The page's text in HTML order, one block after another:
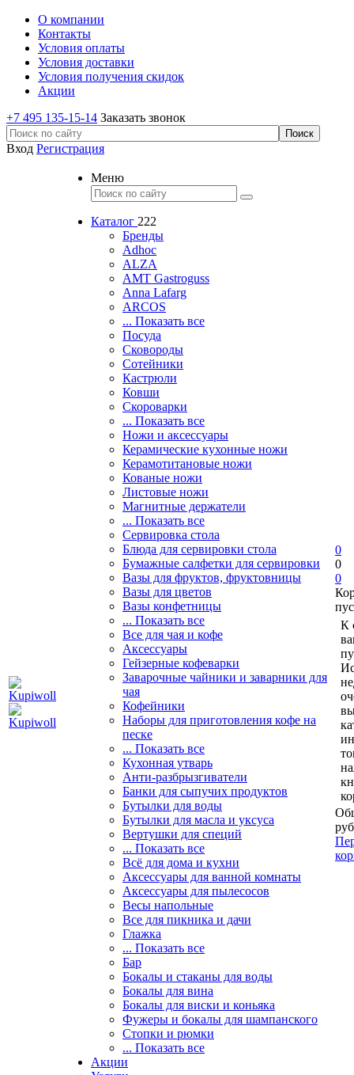
О компании
Контакты
Условия оплаты
Условия доставки
Условия получения скидок
Акции
+7 495 135-15-14 Заказать звонок
Вход Регистрация
Меню
Каталог 222
Бренды
Adhoc
ALZA
AMT Gastroguss
Anna Lafarg
ARCOS
... Показать все
Посуда
Сковороды
Сотейники
Кастрюли
Ковши
Скороварки
... Показать все
Ножи и аксессуары
Керамические кухонные ножи
Керамотитановые ножи
Кованые ножи
Листовые ножи
Магнитные держатели
... Показать все
Сервировка стола
Блюда для сервировки стола
Бумажные салфетки для сервировки
Вазы для фруктов, фруктовницы
Вазы для цветов
Вазы конфетницы
... Показать все
Все для чая и кофе
Аксессуары
Гейзерные кофеварки
Заварочные чайники и заварники для
чая
Кофейники
Наборы для приготовления кофе на
песке
... Показать все
Кухонная утварь
Анти-разбрызгиватели
Банки для сыпучих продуктов
Бутылки для воды
Бутылки для масла и уксуса
Вертушки для специй
... Показать все
Всё для дома и кухни
Аксессуары для ванной комнаты
Аксессуары для пылесосов
Весы напольные
Все для пикника и дачи
Глажка
... Показать все
Бар
Бокалы и стаканы для воды
Бокалы для вина
Бокалы для виски и коньяка
Фужеры и бокалы для шампанского
Стопки и рюмки
... Показать все
Акции
0
0
0
К